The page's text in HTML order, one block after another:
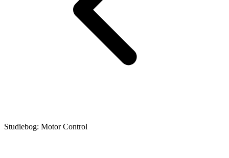
Studiebog: Motor Control